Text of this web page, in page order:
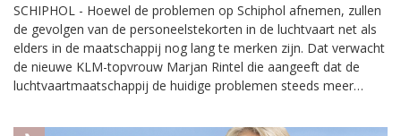
SCHIPHOL - Hoewel de problemen op Schiphol afnemen, zullen
de gevolgen van de personeelstekorten in de luchtvaart net als
elders in de maatschappij nog lang te merken zijn. Dat verwacht
de nieuwe KLM-topvrouw Marjan Rintel die aangeeft dat de
luchtvaartmaatschappij de huidige problemen steeds meer